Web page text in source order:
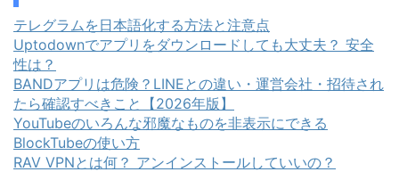
テレグラムを日本語化する方法と注意点
Uptodownでアプリをダウンロードしても大丈夫？ 安全
性は？
BANDアプリは危険？LINEとの違い・運営会社・招待され
たら確認すべきこと【2026年版】
YouTubeのいろんな邪魔なものを非表示にできる
BlockTubeの使い方
RAV VPNとは何？ アンインストールしていいの？